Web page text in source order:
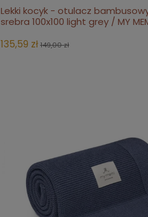
do koszyka
Lekki kocyk - otulacz
srebra 100x100 light grey / MY
135,59 zł149,00 zł